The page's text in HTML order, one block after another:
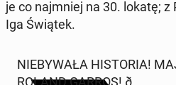
je co naj­mniej na 30. lokatę;
Iga Świątek.
NIE­BY­WA­ŁA HI­STO­RIA!